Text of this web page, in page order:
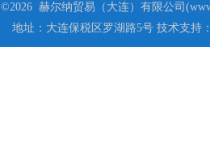
©2026 赫尔纳贸易（大连）有限公司
地址：大连保税区罗湖路5号 技术支持